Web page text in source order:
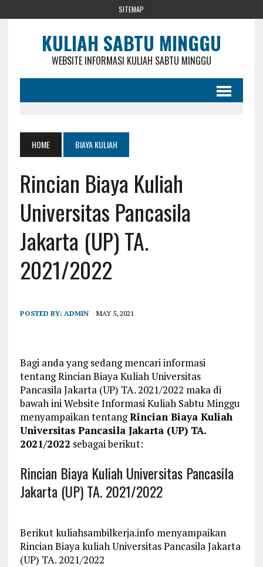
SITEMAP
KULIAH SABTU MINGGU
WEBSITE INFORMASI KULIAH SABTU MINGGU
HOME BIAYA KULIAH
Rincian Biaya Kuliah
Universitas Pancasila
Jakarta (UP) TA.
2021/2022
POSTED BY: ADMIN MAY 5, 2021
Bagi anda yang sedang mencari informasi
tentang Rincian Biaya Kuliah Universitas
Pancasila Jakarta (UP) TA. 2021/2022 maka di
bawah ini Website Informasi Kuliah Sabtu Minggu
menyampaikan tentangRincian Biaya Kuliah
Universitas Pancasila Jakarta (UP) TA.
2021/2022 sebagai berikut:
Rincian Biaya Kuliah Universitas Pancasila
Jakarta (UP) TA. 2021/2022
Berikut kuliahsambilkerja.info menyampaikan
Rincian Biaya kuliah Universitas Pancasila Jakarta
(UP) TA. 2021/2022